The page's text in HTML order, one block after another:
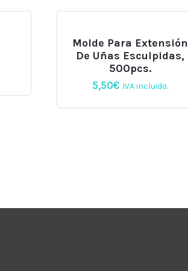
Molde Para Extensión
De Uñas Esculpidas,
500pcs.
5,50€ IVA incluido.